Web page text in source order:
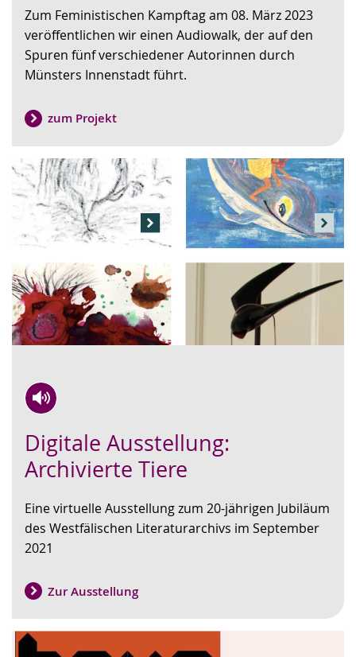
Gebärdensprache
wird
angezeigt.
Zum Feministischen Kampftag am 08. März 2023
veröffentlichen wir einen Audiowalk, der auf den
Spuren fünf verschiedener Autorinnen durch
Münsters Innenstadt führt.
zum Projekt
Digitale Ausstellung:
Archivierte Tiere
Leichten
Sprache
wechseln.
Audio-
Unterstützung.
Video
in
Deutscher
Gebärdensprache
wird
angezeigt.
Eine virtuelle Ausstellung zum 20-jährigen Jubiläum
des Westfälischen Literaturarchivs im September
2021
Zur Ausstellung